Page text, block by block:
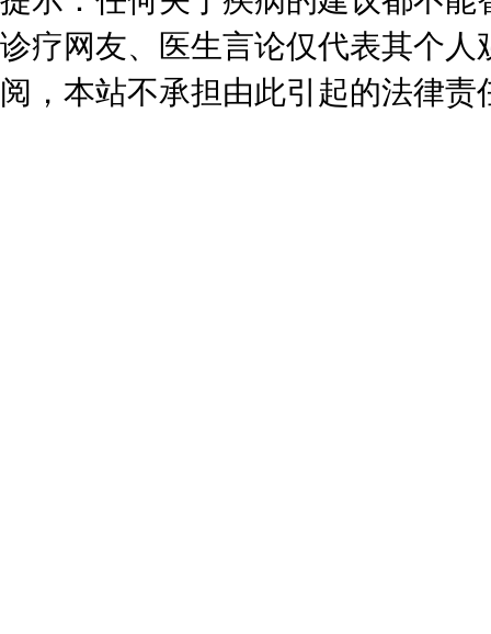
诊疗网友、医生言论仅代表其个
阅，本站不承担由此引起的法律责